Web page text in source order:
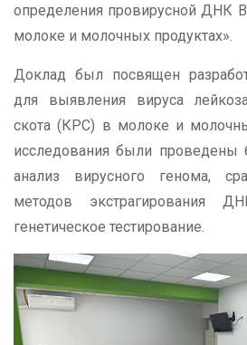
определения провирусной ДНК
молоке и молочных продуктах».
Доклад был посвящен
для выявления вируса
скота (КРС) в молоке и
исследования были проведены
анализ вирусного генома,
методов экстрагирования
генетическое тестирование.